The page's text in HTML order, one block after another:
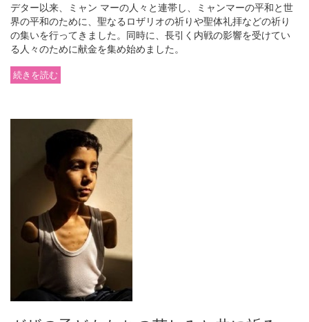
デター以来、ミャン マーの人々と連帯し、ミャンマーの平和と世
界の平和のために、聖なるロザリオの祈りや聖体礼拝などの祈り
の集いを行ってきました。同時に、長引く内戦の影響を受けてい
る人々のために献金を集め始めました。
続きを読む